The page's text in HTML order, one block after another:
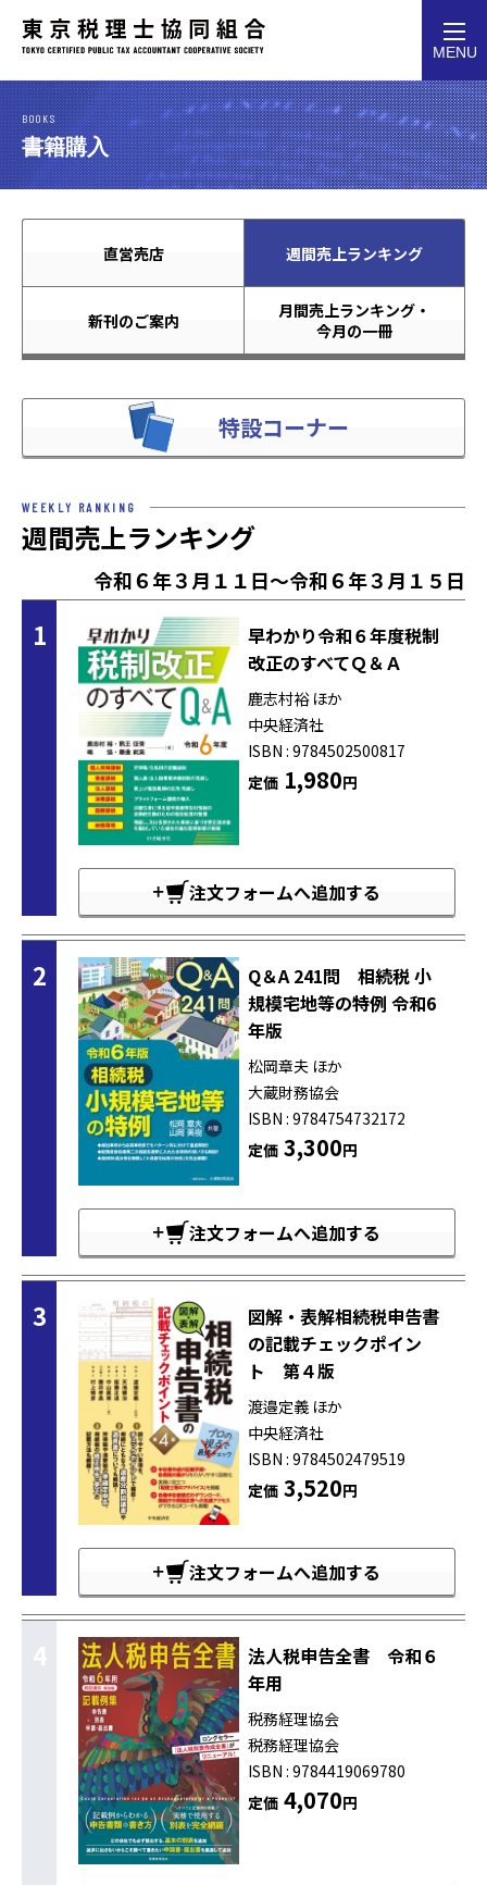
MENU
BOOKS
書籍購入
直営売店 週間売上ランキング
新刊のご案内
月間売上ランキング・
今月の一冊
特設コーナー
WEEKLY RANKING
週間売上ランキング
令和６年３月１１日～令和６年３月１５日
1
早わかり令和６年度税制
改正のすべてＱ＆Ａ
鹿志村裕 ほか
中央経済社
ISBN : 9784502500817
定価1,980円
注文フォームへ追加する
2
Q＆A 241問 相続税 小
規模宅地等の特例 令和6
年版
松岡章夫 ほか
大蔵財務協会
ISBN : 9784754732172
定価3,300円
注文フォームへ追加する
3
図解・表解相続税申告書
の記載チェックポイン
ト 第４版
渡邉定義 ほか
中央経済社
ISBN : 9784502479519
定価3,520円
注文フォームへ追加する
4
法人税申告全書 令和６
年用
税務経理協会
税務経理協会
ISBN : 9784419069780
定価4,070円